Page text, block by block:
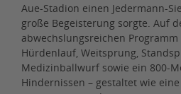
Aue-Stadion einen Jedermann-
große Begeisterung sorgte. Auf
abwechslungsreichen Programm
Hürdenlauf, Weitsprung,
Medizinballwurf sowie ein 800-
Hindernissen – gestaltet wie eine